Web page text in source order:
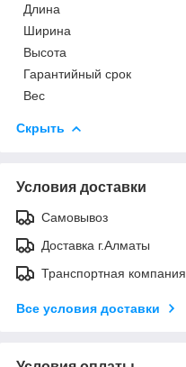
Длина
Ширина
Высота
Гарантийный срок
Вес
Скрыть
Условия доставки
Самовывоз
Доставка г.Алматы
Транспортная компания
Все условия доставки